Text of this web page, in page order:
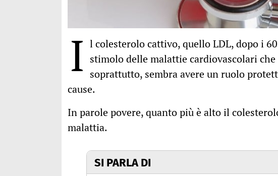
I l colesterolo cattivo, quello LDL, dopo i
stimolo delle malattie cardiovascolari
soprattutto, sembra avere un ruolo
cause.
In parole povere, quanto più è alto il
malattia.
SI PARLA DI